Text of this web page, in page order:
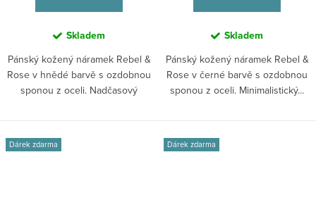
Skladem
Pánský kožený náramek Rebel &
Rose v hnědé barvě s ozdobnou
sponou z oceli. Nadčasový
Skladem
Pánský kožený náramek Rebel &
Rose v černé barvě s ozdobnou
sponou z oceli. Minimalistický...
Dárek zdarma Dárek zdarma